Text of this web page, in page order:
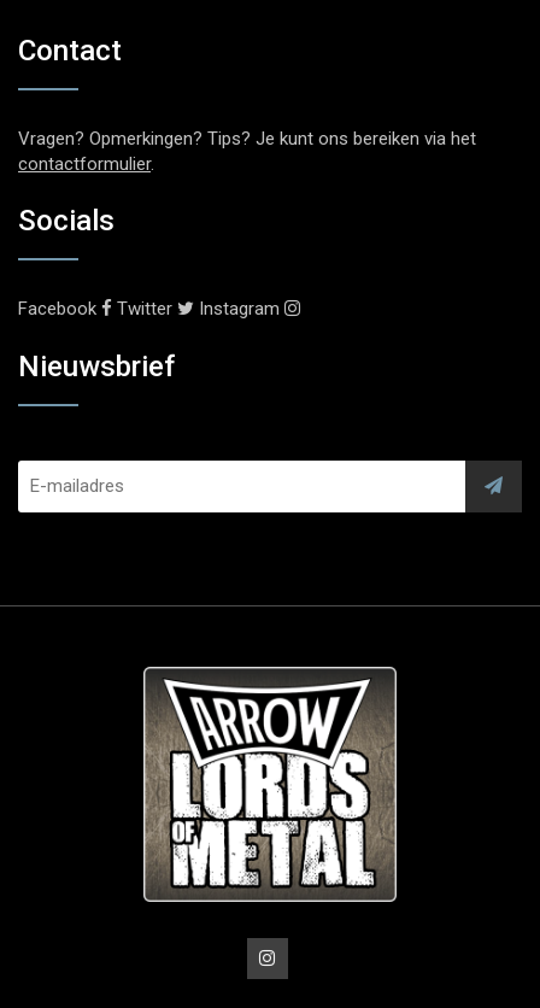
Contact
Vragen? Opmerkingen? Tips? Je kunt ons bereiken via het
contactformulier.
Socials
Facebook Twitter Instagram
Nieuwsbrief